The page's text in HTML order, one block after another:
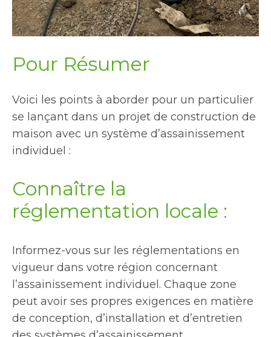
Pour Résumer
Voici les points à aborder pour un particulier
se lançant dans un projet de construction de
maison avec un système d’assainissement
individuel :
Connaître la
réglementation locale :
Informez-vous sur les réglementations en
vigueur dans votre région concernant
l’assainissement individuel. Chaque zone
peut avoir ses propres exigences en matière
de conception, d’installation et d’entretien